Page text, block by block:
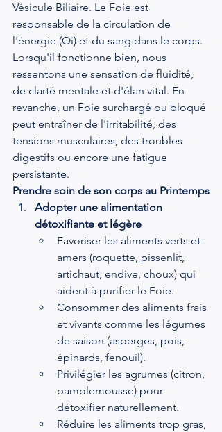
Vésicule Biliaire. Le Foie est
responsable de la circulation de
l'énergie (Qi) et du sang dans le corps.
Lorsqu'il fonctionne bien, nous
ressentons une sensation de fluidité,
de clarté mentale et d'élan vital. En
revanche, un Foie surchargé ou bloqué
peut entraîner de l'irritabilité, des
tensions musculaires, des troubles
digestifs ou encore une fatigue
persistante.
Prendre soin de son corps au Printemps
Adopter une alimentation
détoxifiante et légère
Favoriser les aliments verts et
amers (roquette, pissenlit,
artichaut, endive, choux) qui
aident à purifier le Foie.
Consommer des aliments frais
et vivants comme les légumes
de saison (asperges, pois,
épinards, fenouil).
Privilégier les agrumes (citron,
pamplemousse) pour
détoxifier naturellement.
Réduire les aliments trop gras,